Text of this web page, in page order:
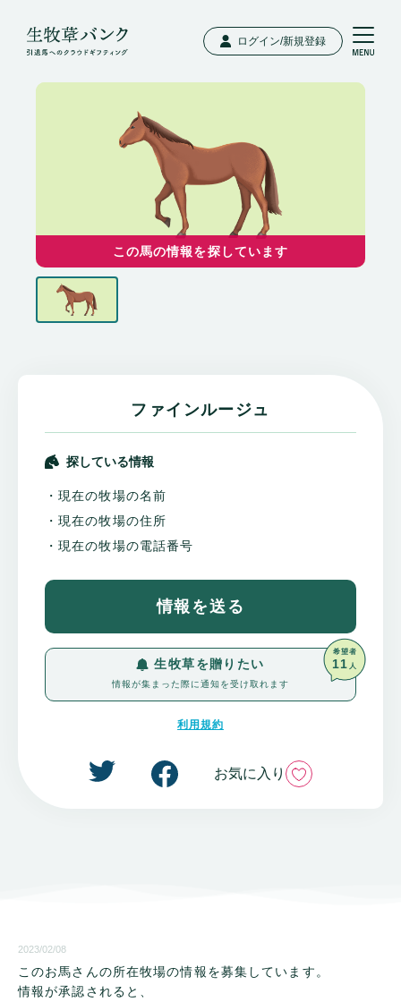
ログイン/新規登録
この馬の情報を探しています
ファインルージュ
探している情報
・現在の牧場の名前
・現在の牧場の住所
・現在の牧場の電話番号
情報を送る
生牧草を贈りたい
情報が集まった際に通知を受け取れます
希望者
11 人
利用規約
お気に入り
2023/02/08
このお馬さんの所在牧場の情報を募集しています。
情報が承認されると、